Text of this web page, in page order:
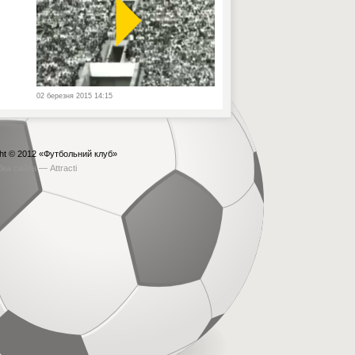
02 березня 2015 14:15
© 2012 «Футбольний клуб»
сайта — Attracti